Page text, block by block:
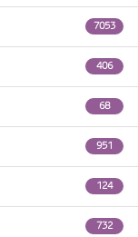
7053
406
68
951
124
732